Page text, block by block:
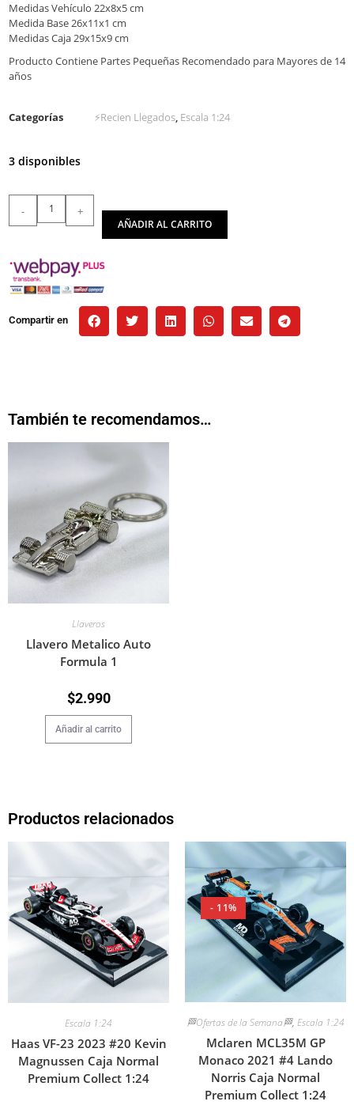
Medidas Vehículo 22x8x5 cm
Medida Base 26x11x1 cm
Medidas Caja 29x15x9 cm
Producto Contiene Partes Pequeñas Recomendado para Mayores de 14
años
Categorías ⚡Recien Llegados, Escala 1:24
3 disponibles
- +
AÑADIR AL CARRITO
Compartir en
También te recomendamos…
Llaveros
Llavero Metalico Auto
Formula 1
$2.990
Añadir al carrito
Productos relacionados
Escala 1:24
Haas VF-23 2023 #20 Kevin
Magnussen Caja Normal
Premium Collect 1:24
- 11%
🏁Ofertas de la Semana🏁, Escala 1:24
Mclaren MCL35M GP
Monaco 2021 #4 Lando
Norris Caja Normal
Premium Collect 1:24